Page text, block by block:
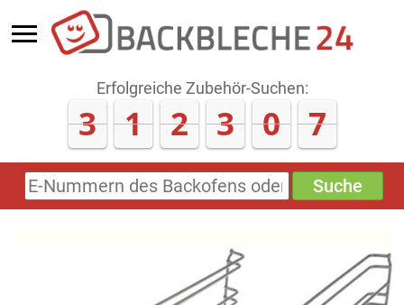
Erfolgreiche Zubehör-Suchen:
3 1 2 3 1 3
E-
Nummern
Suche